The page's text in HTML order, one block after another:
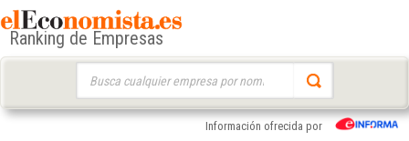
Ranking de Empresas
Información ofrecida por